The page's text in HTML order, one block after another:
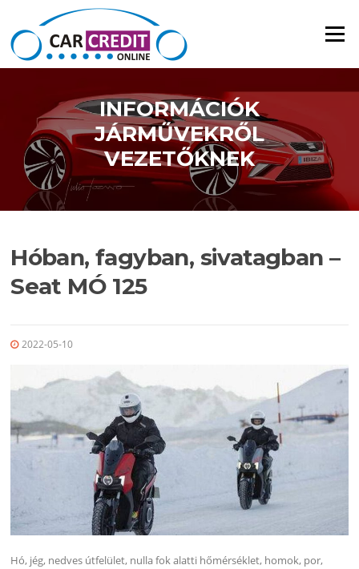
Ugrás a tartalomra
Menü
INFORMÁCIÓK
JÁRMŰVEKRŐL
VEZETŐKNEK
Hóban, fagyban, sivatagban –
Seat MÓ 125
2022-05-10
Hó, jég, nedves útfelület, nulla fok alatti hőmérséklet, homok, por,